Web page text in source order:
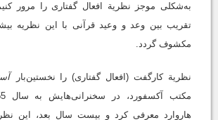
به‌شکلی موجز نظریة افعال گفتاری را مرور
تقریب بین وعد و وعید قرآنی با این نظریه
مکشوف گردد.
نظریة کارگفت (افعال گفتاری) را نخستین‌بار
هاروارد معرفی کرد و بیست سال بعد، این